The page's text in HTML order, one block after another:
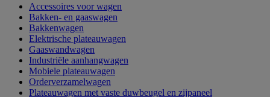
Accessoires voor wagen
Bakken- en gaaswagen
Bakkenwagen
Elektrische plateauwagen
Gaaswandwagen
Industriële aanhangwagen
Mobiele plateauwagen
Orderverzamelwagen
Plateauwagen met vaste duwbeugel en zijpaneel